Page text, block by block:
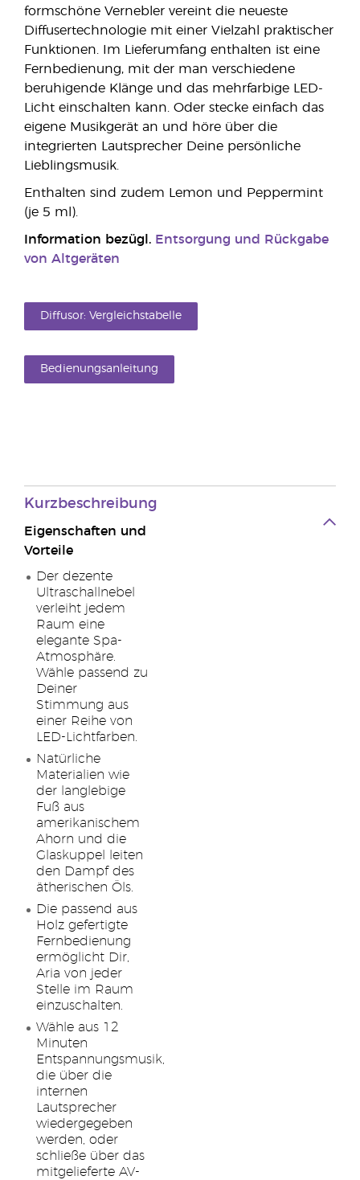
formschöne Vernebler vereint die neueste
Diffusertechnologie mit einer Vielzahl praktischer
Funktionen. Im Lieferumfang enthalten ist eine
Fernbedienung, mit der man verschiedene
beruhigende Klänge und das mehrfarbige LED-
Licht einschalten kann. Oder stecke einfach das
eigene Musikgerät an und höre über die
integrierten Lautsprecher Deine persönliche
Lieblingsmusik.
Enthalten sind zudem Lemon und Peppermint
(je 5 ml).
Information bezügl. Entsorgung und Rückgabe
von Altgeräten
Diffusor: Vergleichstabelle
Bedienungsanleitung
Kurzbeschreibung
Eigenschaften und
Vorteile
Der dezente
Ultraschallnebel
verleiht jedem
Raum eine
elegante Spa-
Atmosphäre.
Wähle passend zu
Deiner
Stimmung aus
einer Reihe von
LED-Lichtfarben.
Natürliche
Materialien wie
der langlebige
Fuß aus
amerikanischem
Ahorn und die
Glaskuppel leiten
den Dampf des
ätherischen Öls.
Die passend aus
Holz gefertigte
Fernbedienung
ermöglicht Dir,
Aria von jeder
Stelle im Raum
einzuschalten.
Wähle aus 12
Minuten
Entspannungsmusik,
die über die
internen
Lautsprecher
wiedergegeben
werden, oder
schließe über das
mitgelieferte AV-